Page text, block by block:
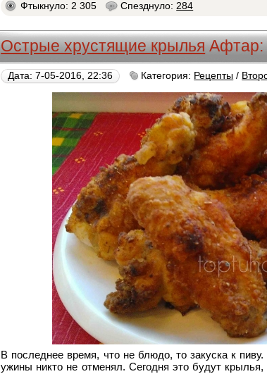
Фтыкнуло: 2 305 Спезднуло:284
Острые хрустящие крылья
Дата: 7-05-2016, 22:36 Категория: Рецепты /
В последнее время, что не блюдо, то закуска к
ужины никто не отменял. Сегодня это будут крылья,